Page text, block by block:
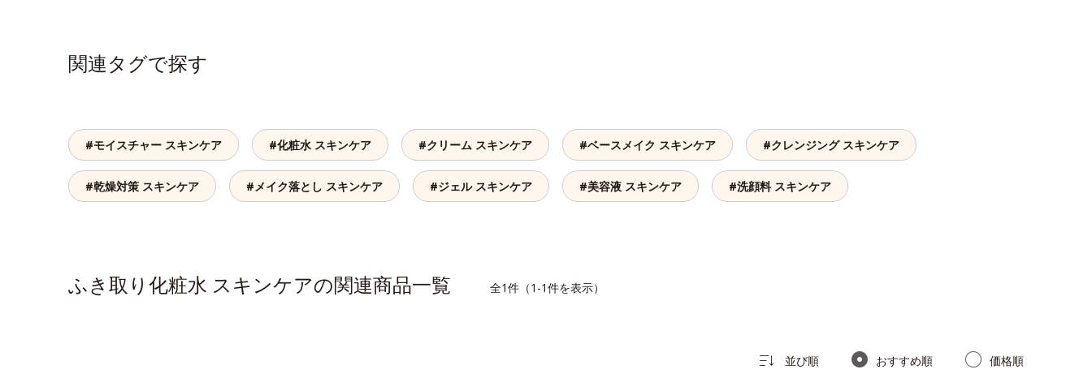
関連タグで探す
#モイスチャー スキンケア #化粧水 スキンケア #クリーム スキンケア #ベースメイク スキンケア #クレンジング スキンケア
#乾燥対策 スキンケア #メイク落とし スキンケア #ジェル スキンケア #美容液 スキンケア #洗顔料 スキンケア
ふき取り化粧水 スキンケアの関連商品一覧 全1件（1-1件を表示）
並び順 おすすめ順 価格順